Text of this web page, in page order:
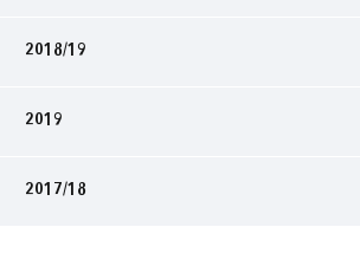
2018/19
2019
2017/18